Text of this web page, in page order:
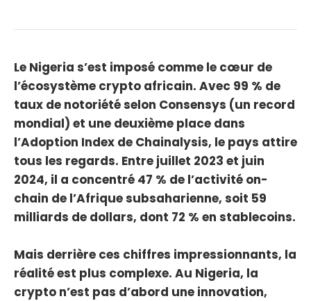
Le Nigeria s’est imposé comme le cœur de
l’écosystème crypto africain. Avec 99 % de
taux de notoriété selon Consensys (un record
mondial) et une deuxième place dans
l’Adoption Index de Chainalysis, le pays attire
tous les regards. Entre juillet 2023 et juin
2024, il a concentré 47 % de l’activité on-
chain de l’Afrique subsaharienne, soit 59
milliards de dollars, dont 72 % en stablecoins.
Mais derrière ces chiffres impressionnants, la
réalité est plus complexe. Au Nigeria, la
crypto n’est pas d’abord une innovation,